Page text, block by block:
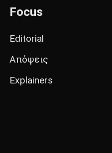
Focus
Editorial
Απόψεις
Explainers